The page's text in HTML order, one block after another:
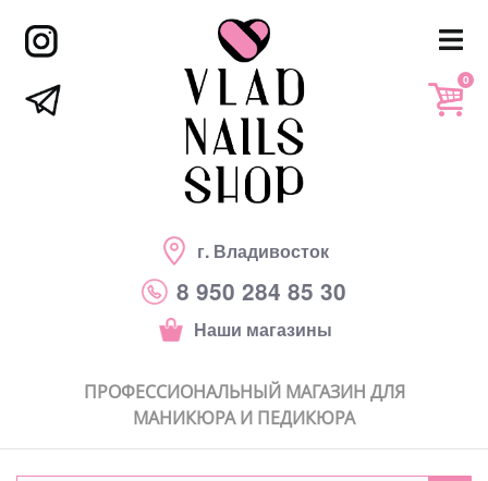
г. Владивосток
8 950 284 85 30
Наши магазины
0
ПРОФЕССИОНАЛЬНЫЙ МАГАЗИН ДЛЯ
МАНИКЮРА И ПЕДИКЮРА